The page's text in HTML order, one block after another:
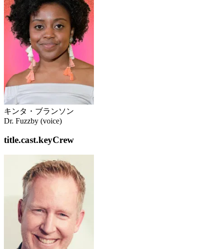
キンタ・ブランソン
Dr. Fuzzby (voice)
title.cast.keyCrew